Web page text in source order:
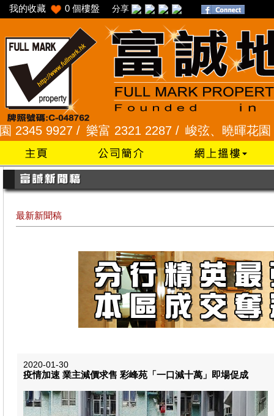
我的收藏 0 個樓盤 分享
/ 樂富 2321 2287 / 峻弦、曉暉花園 2345 1286 /
最新新聞稿
2020-01-30
疫情加速 業主減價求售 彩峰苑「一口減十萬」即場促成